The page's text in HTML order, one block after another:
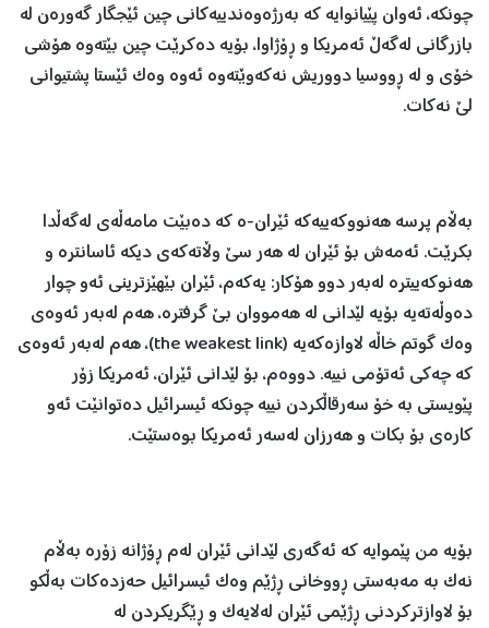
چونکە، ئەوان پێیانوایە کە بەرژەوەندییەکانی چین ئێجگار گەورەن لە
بازرگانی لەگەڵ ئەمریکا و ڕۆژاوا، بۆیە دەکرێت چین بێتەوە هۆشی
خۆی و لە ڕووسیا دووریش نەکەوێتەوە ئەوە وەک ئێستا پشتیوانی
لێ نەکات.
بەڵام پرسە هەنووکەییەکە ئێران-ە کە دەبێت مامەڵەی لەگەڵدا
بکرێت. ئەمەش بۆ ئێران لە هەر سێ وڵاتەکەی دیکە ئاسانترە و
هەنوکەییترە لەبەر دوو هۆکار: یەکەم، ئێران بێهێزترینی ئەو چوار
دەوڵەتەیە بۆیە لێدانی لە هەمووان بێ گرفترە، هەم لەبەر ئەوەی
وەک گوتم خاڵە لاوازەکەیە (the weakest link)، هەم لەبەر ئەوەی
کە چەکی ئەتۆمی نییە. دووەم، بۆ لێدانی ئێران، ئەمریکا زۆر
پێویستی بە خۆ سەرقاڵکردن نییە چونکە ئیسرائیل دەتوانێت ئەو
کارەی بۆ بکات و هەرزان لەسەر ئەمریکا بوەستێت.
بۆیە من پێموایە کە ئەگەری لێدانی ئێران لەم ڕۆژانە زۆرە بەڵام
نەک بە مەبەستی ڕووخانی ڕژێم وەک ئیسرائیل حەزدەکات بەڵکو
بۆ لاوازترکردنی ڕژێمی ئێران لەلایەک و ڕێگریکردن لە